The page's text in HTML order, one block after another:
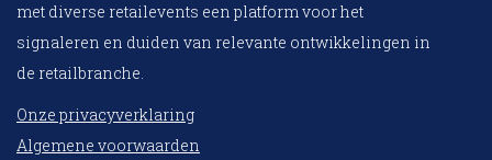
met diverse retailevents een platform voor het
signaleren en duiden van relevante ontwikkelingen in
de retailbranche.
Onze privacyverklaring
Algemene voorwaarden